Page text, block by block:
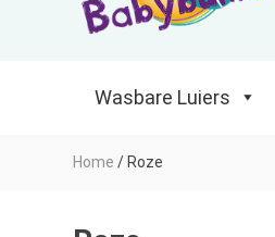
Wasbare Luiers
Home / Roze